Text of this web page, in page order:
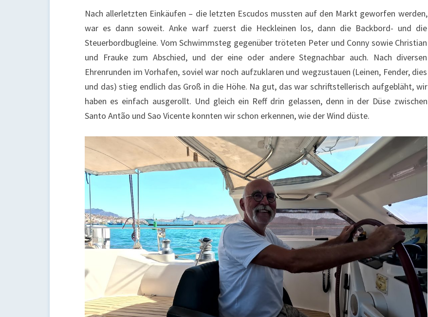
Nach allerletzten Einkäufen – die letzten Escudos mussten auf den Markt geworfen werden,
war es dann soweit. Anke warf zuerst die Heckleinen los, dann die Backbord- und die
Steuerbordbugleine. Vom Schwimmsteg gegenüber tröteten Peter und Conny sowie Christian
und Frauke zum Abschied, und der eine oder andere Stegnachbar auch. Nach diversen
Ehrenrunden im Vorhafen, soviel war noch aufzuklaren und wegzustauen (Leinen, Fender, dies
und das) stieg endlich das Groß in die Höhe. Na gut, das war schriftstellerisch aufgebläht, wir
haben es einfach ausgerollt. Und gleich ein Reff drin gelassen, denn in der Düse zwischen
Santo Antão und Sao Vicente konnten wir schon erkennen, wie der Wind düste.